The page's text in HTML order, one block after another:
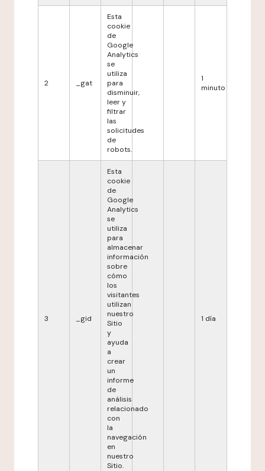
2 _gat
Esta
cookie
de
Google
Analytics
se
utiliza
para
disminuir,
leer y
filtrar
las
solicitudes
de
robots.
1
minuto
3 _gid
Esta
cookie
de
Google
Analytics
se
utiliza
para
almacenar
información
sobre
cómo
los
visitantes
utilizan
nuestro
Sitio
y
ayuda
a
crear
un
informe
de
análisis
relacionado
con
la
navegación
en
nuestro
Sitio.
1 día